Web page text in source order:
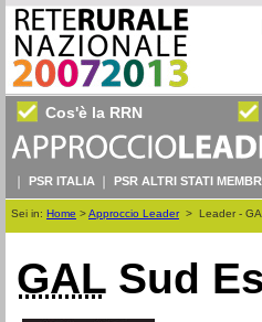
Cos'è la RRN
PSR ITALIA PSR ALTRI STATI
Sei in: Home >Approccio Leader> Leader -
GAL Sud